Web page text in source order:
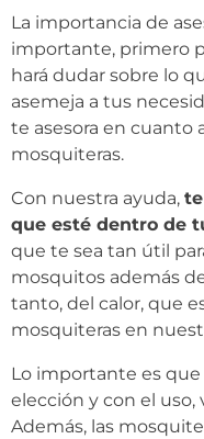
La importancia de
importante, primero
hará dudar sobre lo
asemeja a tus
te asesora en cuanto
mosquiteras.
Con nuestra ayuda,
que esté dentro de
que te sea tan útil
mosquitos además
tanto, del calor, que
mosquiteras en
Lo importante es
elección y con el uso,
Además, las